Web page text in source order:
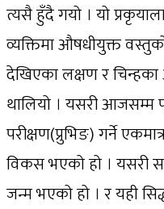
त्यसै हुँदै गयो । यो
व्यक्तिमा औषधीयुक्त वस्तुको
देखिएका लक्षण र
थालियो । यसरी आजसम्म
परीक्षण(प्रुभिङ) गर्ने
विकस भएको हो । यसरी
जन्म भएको हो । र यही